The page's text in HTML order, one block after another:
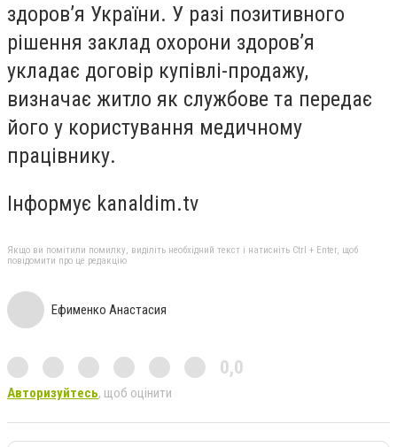
здоров’я України. У разі позитивного
рішення заклад охорони здоров’я
укладає договір купівлі-продажу,
визначає житло як службове та передає
його у користування медичному
працівнику.
Інформує kanaldim.tv
Якщо ви помітили помилку, виділіть необхідний текст і натисніть Ctrl + Enter, щоб
повідомити про це редакцію
Ефименко Анастасия
0,0
Авторизуйтесь, щоб оцінити